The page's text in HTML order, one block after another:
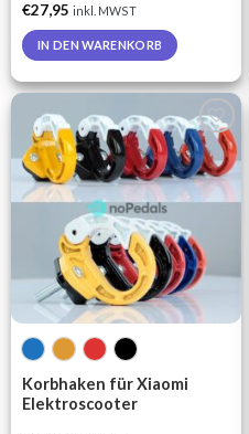
€27,95 inkl. MWST
IN DEN WARENKORB
Auf die
Wunschliste
Korbhaken für Xiaomi
Elektroscooter